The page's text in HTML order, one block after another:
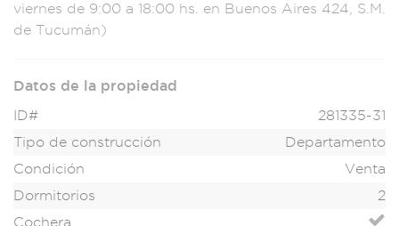
viernes de 9:00 a 18:00 hs. en Buenos Aires 424, S. M.
de Tucumán)
Datos de la propiedad
ID#
281335-31
Tipo de construcción
Departamento
Condición
Venta
Dormitorios
2
Cochera